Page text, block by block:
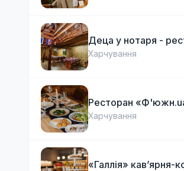
Деца у нотаря -
Харчування
Ресторан
Харчування
«Галлія» кав’ярня-